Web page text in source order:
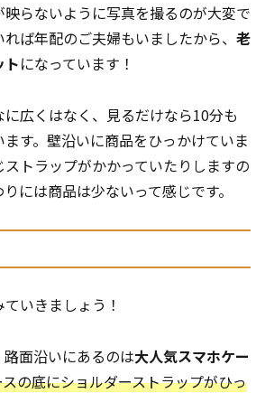
映らないように写真を撮るのが大変で
ば年配のご夫婦もいましたから、 老
トになっています！
広くはなく、見るだけなら10分も
す。壁沿いに商品をひっかけていま
トラップがかかっていたりしますの
には商品は少ないって感じです。
いきましょう！
面沿いにあるのは大人気スマホケー
の底にショルダーストラップがひっ